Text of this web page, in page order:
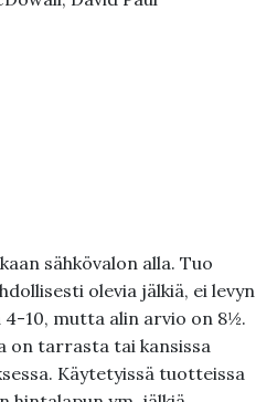
sähkövalon alla. Tuo
olevia jälkiä, ei levyn
10, mutta alin arvio on 8½.
on tarrasta tai kansissa
Käytetyissä tuotteissa